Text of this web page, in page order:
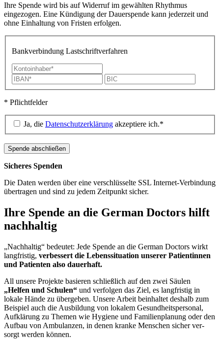
Ihre Spende wird bis auf Widerruf im gewählten Rhythmus
eingezogen. Eine Kündigung der Dauerspende kann jederzeit und
ohne Einhaltung von Fristen erfolgen.
Bankverbindung Lastschriftverfahren
* Pflichtfelder
Ja, die Datenschutzerklärung akzeptiere ich.*
Sicheres Spenden
Die Daten werden über eine verschlüsselte SSL Internet-Verbindung
übertragen und sind zu jedem Zeitpunkt sicher.
Ihre Spende an die German Doctors hilft
nach­haltig
„Nachhaltig“ bedeutet: Jede Spende an die German Doctors wirkt
lang­fristig, verbessert die Lebens­situation unserer Patientinnen
und Patienten also dauer­haft.
All unsere Projekte basieren schließlich auf den zwei Säulen
„Helfen und Schulen“ und ver­folgen das Ziel, es lang­fristig in
lokale Hände zu über­geben. Unsere Arbeit bein­haltet deshalb zum
Beispiel auch die Aus­bildung von lokalem Gesundheits­personal,
Auf­klärung zu Themen wie Hygiene und Familien­planung oder den
Auf­bau von Ambulanzen, in denen kranke Menschen sicher ver­
sorgt werden können.